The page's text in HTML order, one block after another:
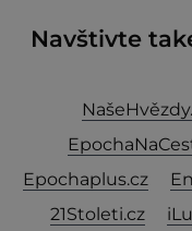
Navštivte
Epochaplus.cz
21Stoleti.cz